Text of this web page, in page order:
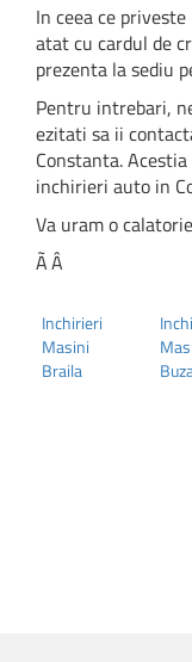
In ceea ce
atat cu cardul de
prezenta la sediu
Pentru intrebari,
ezitati sa ii
Constanta.
inchirieri auto in
Va uram o
Ã‚Â
Inchirieri
Masini
Braila